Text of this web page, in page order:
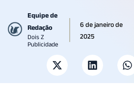
Equipe de
Redação
Dois Z
Publicidade
6 de janeiro de
2025